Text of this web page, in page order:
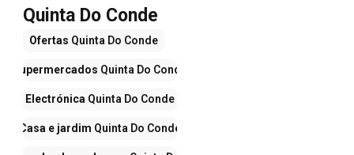
Quinta Do Conde
Ofertas Quinta Do Conde
Supermercados Quinta Do Conde
Electrónica Quinta Do Conde
Casa e jardim Quinta Do Conde